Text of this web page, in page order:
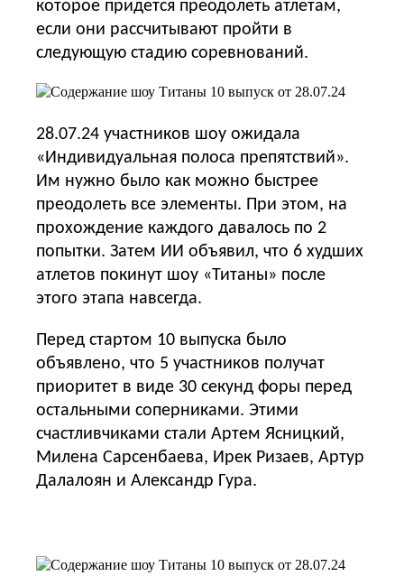
которое придется преодолеть атлетам,
если они рассчитывают пройти в
следующую стадию соревнований.
28.07.24 участников шоу ожидала
«Индивидуальная полоса препятствий».
Им нужно было как можно быстрее
преодолеть все элементы. При этом, на
прохождение каждого давалось по 2
попытки. Затем ИИ объявил, что 6 худших
атлетов покинут шоу «Титаны» после
этого этапа навсегда.
Перед стартом 10 выпуска было
объявлено, что 5 участников получат
приоритет в виде 30 секунд форы перед
остальными соперниками. Этими
счастливчиками стали Артем Ясницкий,
Милена Сарсенбаева, Ирек Ризаев, Артур
Далалоян и Александр Гура.